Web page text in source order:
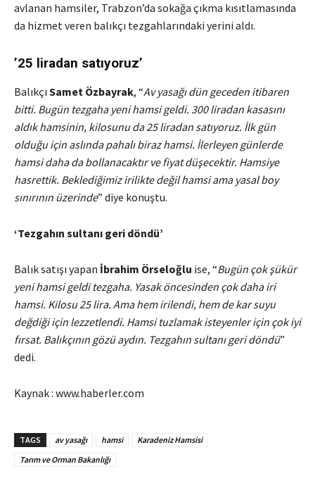
avlanan hamsiler, Trabzon’da sokağa çıkma kısıtlamasında
da hizmet veren balıkçı tezgahlarındaki yerini aldı.
’25 liradan satıyoruz’
Balıkçı Samet Özbayrak, “Av yasağı dün geceden itibaren
bitti. Bugün tezgaha yeni hamsi geldi. 300 liradan kasasını
aldık hamsinin, kilosunu da 25 liradan satıyoruz. İlk gün
olduğu için aslında pahalı biraz hamsi. İlerleyen günlerde
hamsi daha da bollanacaktır ve fiyat düşecektir. Hamsiye
hasrettik. Beklediğimiz irilikte değil hamsi ama yasal boy
sınırının üzerinde” diye konuştu.
‘Tezgahın sultanı geri döndü’
Balık satışı yapan İbrahim Örseloğlu ise, “Bugün çok şükür
yeni hamsi geldi tezgaha. Yasak öncesinden çok daha iri
hamsi. Kilosu 25 lira. Ama hem irilendi, hem de kar suyu
değdiği için lezzetlendi. Hamsi tuzlamak isteyenler için çok iyi
fırsat. Balıkçının gözü aydın. Tezgahın sultanı geri döndü”
dedi.
Kaynak : www.haberler.com
TAGS av yasağı hamsi
Karadeniz Hamsisi
Tarım ve Orman Bakanlığı